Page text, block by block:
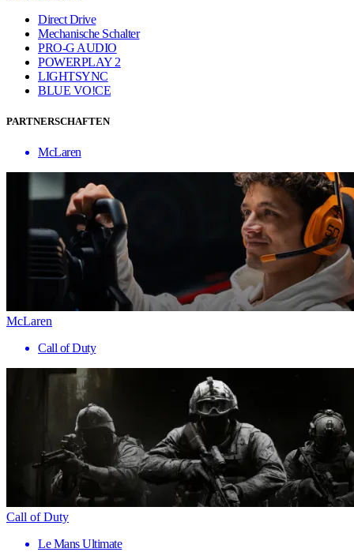
Direct Drive
Mechanische Schalter
PRO-G AUDIO
POWERPLAY 2
LIGHTSYNC
BLUE VO!CE
PARTNERSCHAFTEN
McLaren
McLaren
Call of Duty
Call of Duty
Le Mans Ultimate